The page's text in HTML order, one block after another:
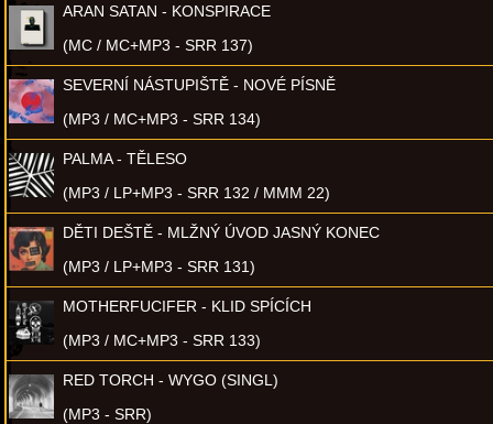
ARAN SATAN - KONSPIRACE
(MC / MC+MP3 - SRR 137)
SEVERNÍ NÁSTUPIŠTĚ - NOVÉ PÍSNĚ
(MP3 / MC+MP3 - SRR 134)
PALMA - TĚLESO
(MP3 / LP+MP3 - SRR 132 / MMM 22)
DĚTI DEŠTĚ - MLŽNÝ ÚVOD JASNÝ KONEC
(MP3 / LP+MP3 - SRR 131)
MOTHERFUCIFER - KLID SPÍCÍCH
(MP3 / MC+MP3 - SRR 133)
RED TORCH - WYGO (SINGL)
(MP3 - SRR)